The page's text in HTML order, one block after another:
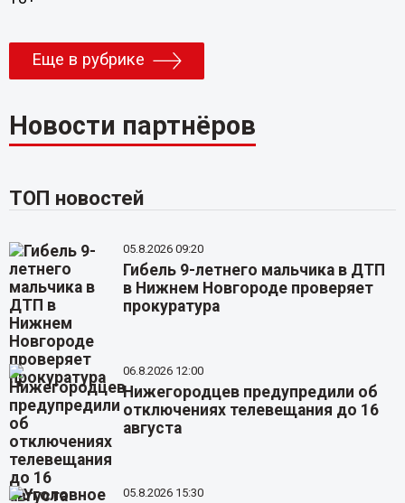
Еще в рубрике
Новости партнёров
ТОП новостей
05.8.2026 09:20
Гибель 9-летнего мальчика в ДТП
в Нижнем Новгороде проверяет
прокуратура
06.8.2026 12:00
Нижегородцев предупредили об
отключениях телевещания до 16
августа
05.8.2026 15:30